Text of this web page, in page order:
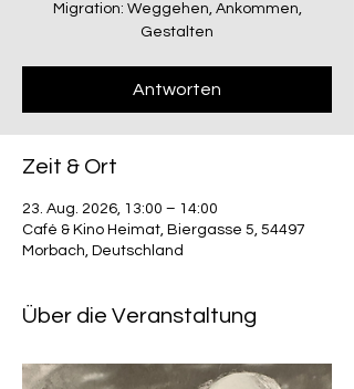
Migration: Weggehen, Ankommen,
Gestalten
Antworten
Zeit & Ort
23. Aug. 2026, 13:00 – 14:00
Café & Kino Heimat, Biergasse 5, 54497
Morbach, Deutschland
Über die Veranstaltung